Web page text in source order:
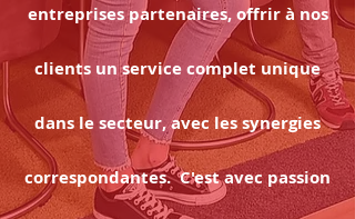
entreprises partenaires, offrir à nos
clients un service complet unique
dans le secteur, avec les synergies
correspondantes. C'est avec passion